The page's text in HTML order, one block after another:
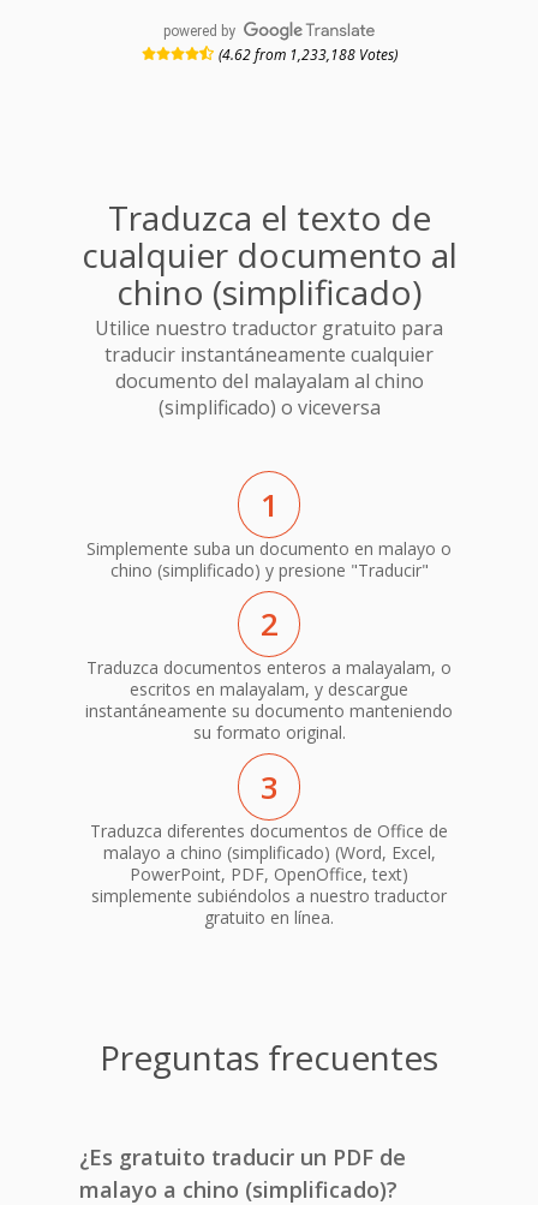
powered by
(4.62 from 1,233,188 Votes)
Traduzca el texto de
cualquier documento al
chino (simplificado)
Utilice nuestro traductor gratuito para
traducir instantáneamente cualquier
documento del malayalam al chino
(simplificado) o viceversa
1
Simplemente suba un documento en malayo o
chino (simplificado) y presione "Traducir"
2
Traduzca documentos enteros a malayalam, o
escritos en malayalam, y descargue
instantáneamente su documento manteniendo
su formato original.
3
Traduzca diferentes documentos de Office de
malayo a chino (simplificado) (Word, Excel,
PowerPoint, PDF, OpenOffice, text)
simplemente subiéndolos a nuestro traductor
gratuito en línea.
Preguntas frecuentes
¿Es gratuito traducir un PDF de
malayo a chino (simplificado)?